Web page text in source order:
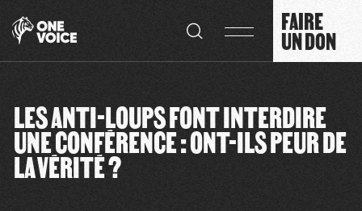
FAIRE
UN DON
LES ANTI-LOUPS FONT INTERDIRE
UNE CONFÉRENCE : ONT-ILS PEUR DE
LA VÉRITÉ ?